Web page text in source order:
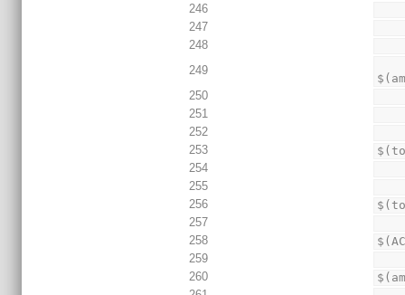
246
247
248
249
250
251
252
253
254
255
256
257
258
259
260